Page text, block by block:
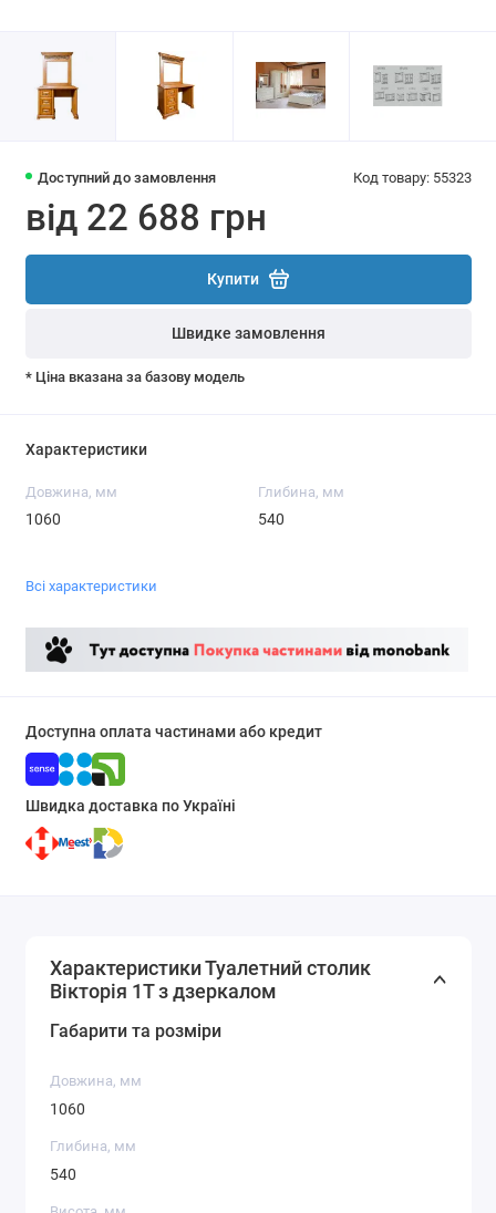
Доступний до замовлення Код товару: 55323
від 22 688 грн
Купити
Швидке замовлення
* Ціна вказана за базову модель
Характеристики
Довжина, мм
1060
Глибина, мм
540
Всі характеристики
Доступна оплата частинами або кредит
Швидка доставка по Україні
Характеристики Туалетний столик
Вікторія 1Т з дзеркалом
Габарити та розміри
Довжина, мм
1060
Глибина, мм
540